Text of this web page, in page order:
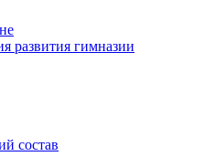
развития гимназии
состав